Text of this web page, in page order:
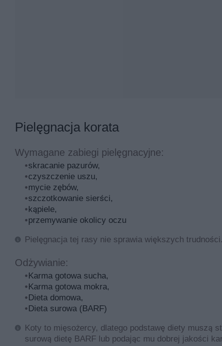
Pielęgnacja korata
Wymagane zabiegi pielęgnacyjne:
skracanie pazurów,
czyszczenie uszu,
mycie zębów,
szczotkowanie sierści,
kąpiele,
przemywanie okolicy oczu
Pielęgnacja tej rasy nie sprawia większych
Odżywianie:
Karma gotowa sucha,
Karma gotowa mokra,
Dieta domowa,
Dieta surowa (BARF)
Koty to mięsożercy, dlatego podstawę diety muszą
surową dietę BARF lub podając mu dobrej jakości